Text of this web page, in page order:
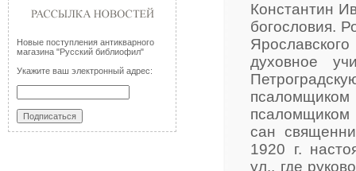
Новые поступления антикварного
магазина "Русский библиофил"
Укажите ваш электронный адрес:
Константин
богословия.
духовное
псаломщиком
псаломщиком
сан
1920 г.
ул., где